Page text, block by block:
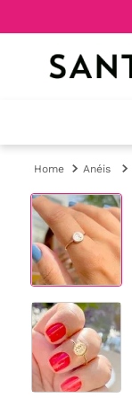
Anéis